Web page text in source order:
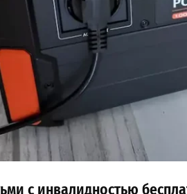
с инвалидностью